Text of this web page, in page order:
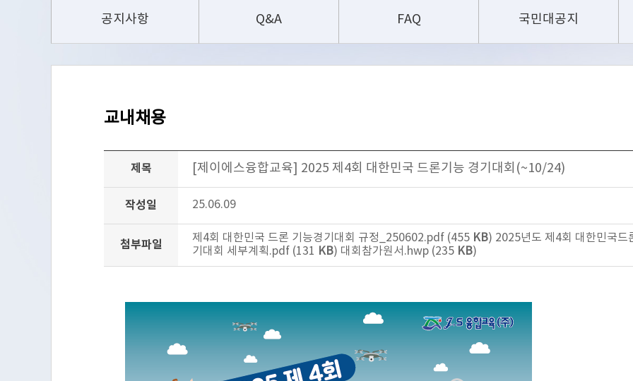
공지사항 Q&A FAQ 국민대공지
교내채용
제목 [제이에스융합교육] 2025 제4회 대한민국 드론기능 경기대회(~10/24)
작성일 25.06.09
첨부파일 제4회 대한민국 드론 기능경기대회 규정_250602.pdf (455 KB) 2025년도 제4회 대한민국드
기대회 세부계획.pdf (131 KB) 대회참가원서.hwp (235 KB)